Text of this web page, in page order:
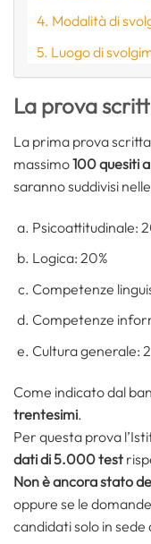
Modalità di
Luogo di
La prova
La prima prova
massimo100 quesiti
saranno suddivisi
Psicoattitudinale:
Logica: 20%
Competenze
Competenze
Cultura generale:
Come indicato dal
trentesimi.
Per questa prova
dati di 5.000 test
Non è ancora stato
oppure se le
candidati solo in